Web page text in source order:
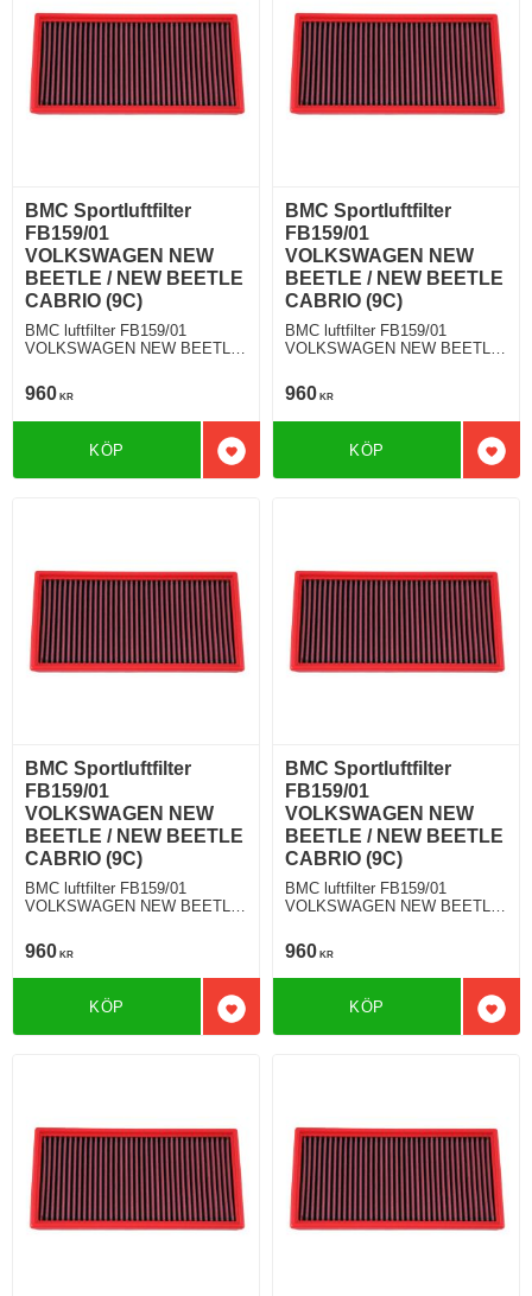
BMC Sportluftfilter
FB159/01
VOLKSWAGEN NEW
BEETLE / NEW BEETLE
CABRIO (9C)
BMC luftfilter FB159/01
VOLKSWAGEN NEW BEETLE
1.6 102 Hkr
960 KR
Lägg till i favoriter
KÖP
BMC Sportluftfilter
FB159/01
VOLKSWAGEN NEW
BEETLE / NEW BEETLE
CABRIO (9C)
BMC luftfilter FB159/01
VOLKSWAGEN NEW BEETLE
1.6 100 Hkr
960 KR
KÖP
BMC Sportluftfilter
FB159/01
VOLKSWAGEN NEW
BEETLE / NEW BEETLE
CABRIO (9C)
BMC luftfilter FB159/01
VOLKSWAGEN NEW BEETLE
2.0 115 Hkr
960 KR
Lägg till i favoriter
KÖP
BMC Sportluftfilter
FB159/01
VOLKSWAGEN NEW
BEETLE / NEW BEETLE
CABRIO (9C)
BMC luftfilter FB159/01
VOLKSWAGEN NEW BEETLE
2.3 V5 150 Hkr
960 KR
KÖP